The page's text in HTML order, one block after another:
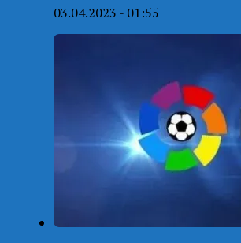
03.04.2023 - 01:55